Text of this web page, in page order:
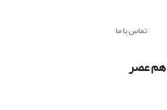
تماس با ما
هم عصر‏